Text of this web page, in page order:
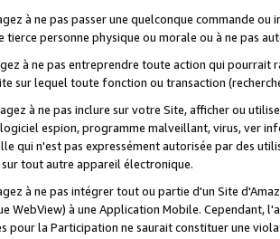
à ne pas passer une quelconque commande
tierce personne physique ou morale ou à ne pas
à ne pas entreprendre toute action qui
sur lequel toute fonction ou transaction
à ne pas inclure sur votre Site, afficher ou
espion, programme malveillant, virus, ver
qui n'est pas expressément autorisée par des
tout autre appareil électronique.
à ne pas intégrer tout ou partie d'un Site
WebView) à une Application Mobile. Cependant,
pour la Participation ne saurait constituer une